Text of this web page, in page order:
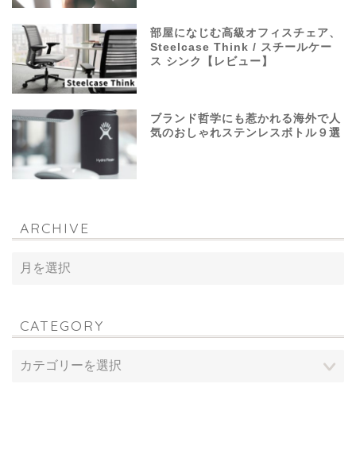
部屋になじむ高級オフィスチェア、
Steelcase Think / スチールケー
ス シンク【レビュー】
ブランド哲学にも惹かれる海外で人
気のおしゃれステンレスボトル９選
ARCHIVE
CATEGORY